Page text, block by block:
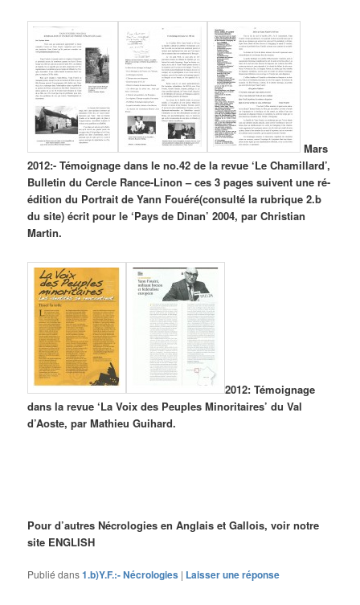
Mars
2012:- Témoignage dans le no.42 de la revue ‘Le Chamillard’,
Bulletin du Cercle Rance-Linon – ces 3 pages suivent une ré-
édition du Portrait de Yann Fouéré(consulté la rubrique 2.b
du site) écrit pour le ‘Pays de Dinan’ 2004, par Christian
Martin.
2012: Témoignage
dans la revue ‘La Voix des Peuples Minoritaires’ du Val
d’Aoste, par Mathieu Guihard.
Pour d’autres Nécrologies en Anglais et Gallois, voir notre
site ENGLISH
Publié dans1.b)Y.F.:- Nécrologies | Laisser une réponse